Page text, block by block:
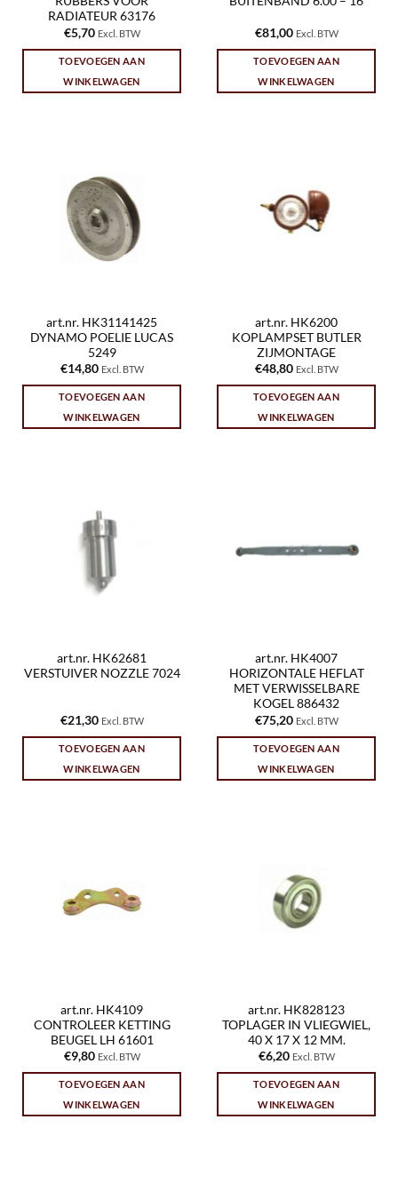
RADIATEUR 63176
€5,70 Excl. BTW
TOEVOEGEN AAN
WINKELWAGEN
€81,00 Excl. BTW
TOEVOEGEN AAN
WINKELWAGEN
art.nr. HK31141425
DYNAMO POELIE LUCAS
5249
€14,80 Excl. BTW
TOEVOEGEN AAN
WINKELWAGEN
art.nr. HK6200
KOPLAMPSET BUTLER
ZIJMONTAGE
€48,80 Excl. BTW
TOEVOEGEN AAN
WINKELWAGEN
art.nr. HK62681
VERSTUIVER NOZZLE 7024
€21,30 Excl. BTW
TOEVOEGEN AAN
WINKELWAGEN
art.nr. HK4007
HORIZONTALE HEFLAT
MET VERWISSELBARE
KOGEL 886432
€75,20 Excl. BTW
TOEVOEGEN AAN
WINKELWAGEN
art.nr. HK4109
CONTROLEER KETTING
BEUGEL LH 61601
€9,80 Excl. BTW
TOEVOEGEN AAN
WINKELWAGEN
art.nr. HK828123
TOPLAGER IN VLIEGWIEL,
40 X 17 X 12 MM.
€6,20 Excl. BTW
TOEVOEGEN AAN
WINKELWAGEN